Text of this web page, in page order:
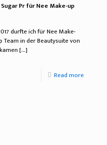
Pr für Nee Make-up
durfte ich für Nee Make-
in der Beautysuite von
[…]
Read more